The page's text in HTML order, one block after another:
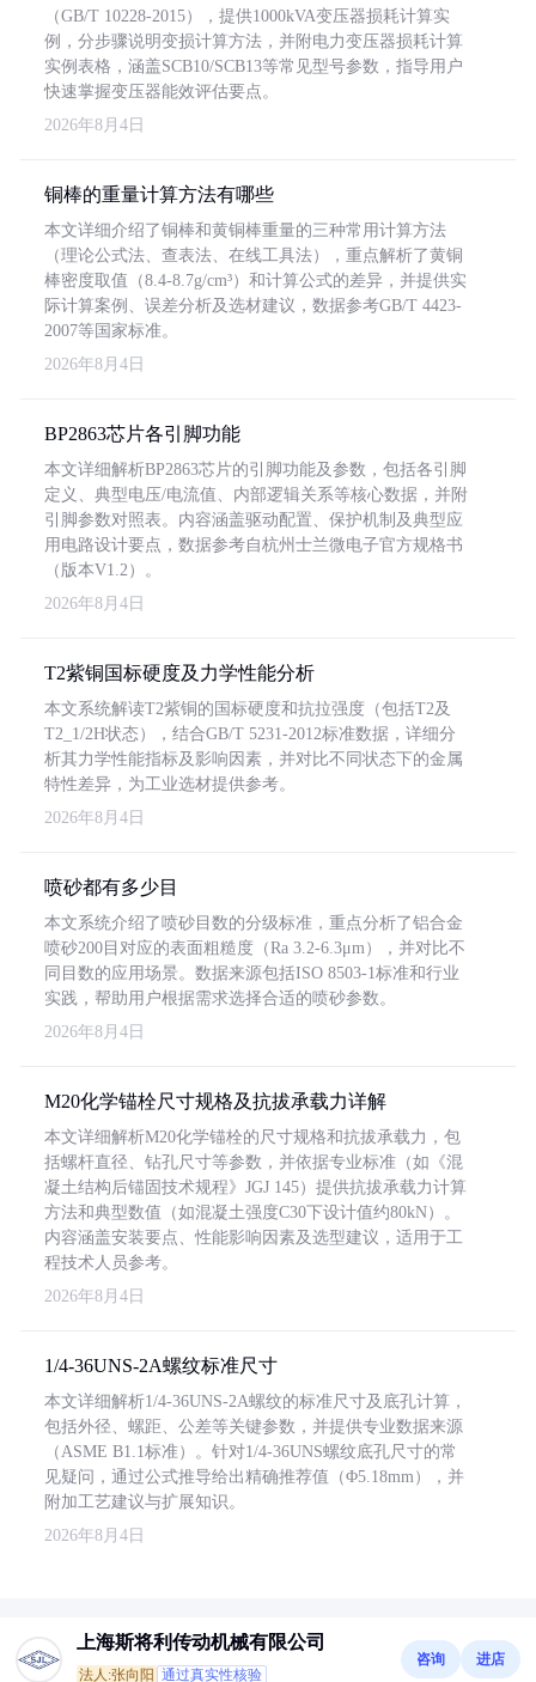
（GB/T 10228-2015），提供1000kVA变压器损耗计算实
例，分步骤说明变损计算方法，并附电力变压器损耗计算
实例表格，涵盖SCB10/SCB13等常见型号参数，指导用户
快速掌握变压器能效评估要点。
2026年8月4日
铜棒的重量计算方法有哪些
本文详细介绍了铜棒和黄铜棒重量的三种常用计算方法
（理论公式法、查表法、在线工具法），重点解析了黄铜
棒密度取值（8.4-8.7g/cm³）和计算公式的差异，并提供实
际计算案例、误差分析及选材建议，数据参考GB/T 4423-
2007等国家标准。
2026年8月4日
BP2863芯片各引脚功能
本文详细解析BP2863芯片的引脚功能及参数，包括各引脚
定义、典型电压/电流值、内部逻辑关系等核心数据，并附
引脚参数对照表。内容涵盖驱动配置、保护机制及典型应
用电路设计要点，数据参考自杭州士兰微电子官方规格书
（版本V1.2）。
2026年8月4日
T2紫铜国标硬度及力学性能分析
本文系统解读T2紫铜的国标硬度和抗拉强度（包括T2及
T2_1/2H状态），结合GB/T 5231-2012标准数据，详细分
析其力学性能指标及影响因素，并对比不同状态下的金属
特性差异，为工业选材提供参考。
2026年8月4日
喷砂都有多少目
本文系统介绍了喷砂目数的分级标准，重点分析了铝合金
喷砂200目对应的表面粗糙度（Ra 3.2-6.3μm），并对比不
同目数的应用场景。数据来源包括ISO 8503-1标准和行业
实践，帮助用户根据需求选择合适的喷砂参数。
2026年8月4日
M20化学锚栓尺寸规格及抗拔承载力详解
本文详细解析M20化学锚栓的尺寸规格和抗拔承载力，包
括螺杆直径、钻孔尺寸等参数，并依据专业标准（如《混
凝土结构后锚固技术规程》JGJ 145）提供抗拔承载力计算
方法和典型数值（如混凝土强度C30下设计值约80kN）。
内容涵盖安装要点、性能影响因素及选型建议，适用于工
程技术人员参考。
2026年8月4日
1/4-36UNS-2A螺纹标准尺寸
本文详细解析1/4-36UNS-2A螺纹的标准尺寸及底孔计算，
包括外径、螺距、公差等关键参数，并提供专业数据来源
（ASME B1.1标准）。针对1/4-36UNS螺纹底孔尺寸的常
见疑问，通过公式推导给出精确推荐值（Φ5.18mm），并
附加工艺建议与扩展知识。
2026年8月4日
上海斯将利传动机械有限公司
法人:张向阳 通过真实性核验
咨询 进店